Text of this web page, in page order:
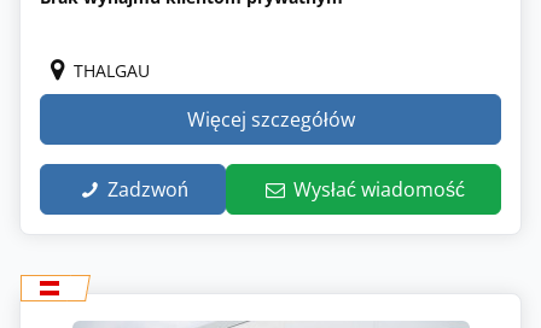
THALGAU
Więcej szczegółów
Zadzwoń Wysłać wiadomość